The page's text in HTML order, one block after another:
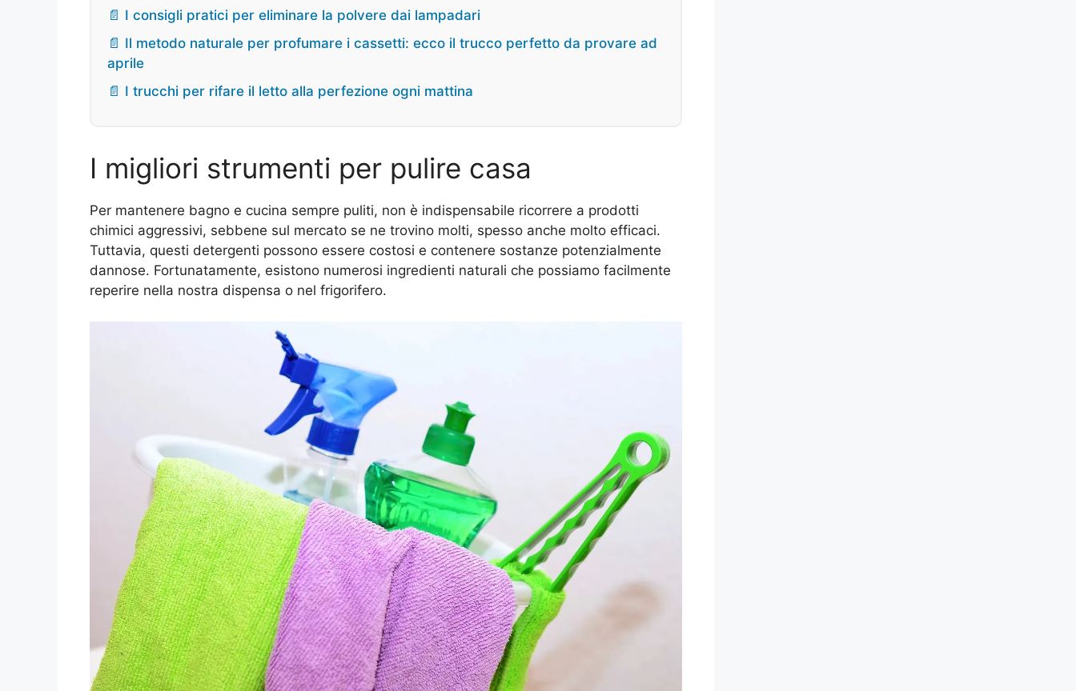
📄 I consigli pratici per eliminare la polvere dai lampadari
📄 Il metodo naturale per profumare i cassetti: ecco il trucco perfetto da provare ad
aprile
📄 I trucchi per rifare il letto alla perfezione ogni mattina
I migliori strumenti per pulire casa
Per mantenere bagno e cucina sempre puliti, non è indispensabile ricorrere a prodotti
chimici aggressivi, sebbene sul mercato se ne trovino molti, spesso anche molto efficaci.
Tuttavia, questi detergenti possono essere costosi e contenere sostanze potenzialmente
dannose. Fortunatamente, esistono numerosi ingredienti naturali che possiamo facilmente
reperire nella nostra dispensa o nel frigorifero.